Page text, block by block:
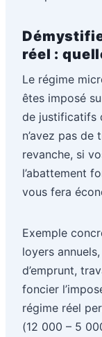
réel :
Le régime
êtes imposé
de justificatifs
n’avez pas
revanche, si
l’abattement
vous fera
Exemple
loyers
d’emprunt,
foncier
régime réel
(12 000 – 5